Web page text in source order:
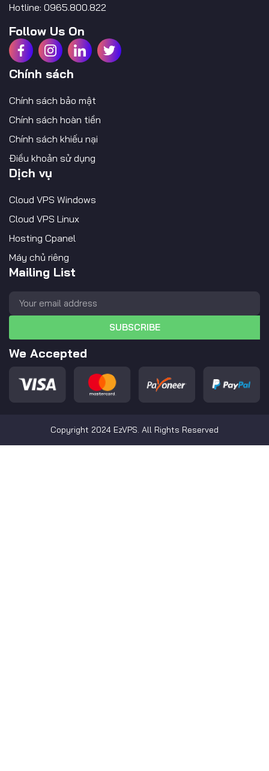
Hotline: 0965.800.822
Follow Us On
Chính sách
Chính sách bảo mật
Chính sách hoàn tiền
Chính sách khiếu nại
Điều khoản sử dụng
Dịch vụ
Cloud VPS Windows
Cloud VPS Linux
Hosting Cpanel
Máy chủ riêng
Mailing List
SUBSCRIBE
We Accepted
Copyright 2024 EzVPS. All Rights Reserved